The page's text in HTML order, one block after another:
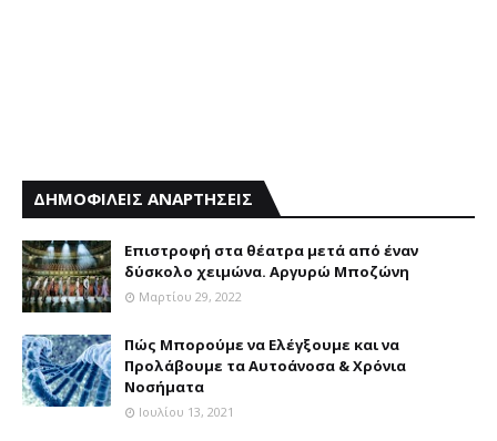
ΔΗΜΟΦΙΛΕΙΣ ΑΝΑΡΤΗΣΕΙΣ
Επιστροφή στα θέατρα μετά από έναν
δύσκολο χειμώνα. Αργυρώ Μποζώνη
Μαρτίου 29, 2022
Πώς Μπορούμε να Ελέγξουμε και να
Προλάβουμε τα Αυτοάνοσα & Χρόνια
Νοσήματα
Ιουλίου 13, 2021